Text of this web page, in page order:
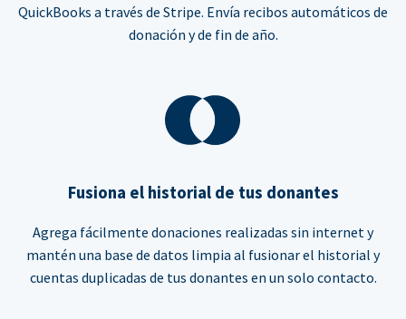
QuickBooks a través de Stripe. Envía recibos automáticos de
donación y de fin de año.
Fusiona el historial de tus donantes
Agrega fácilmente donaciones realizadas sin internet y
mantén una base de datos limpia al fusionar el historial y
cuentas duplicadas de tus donantes en un solo contacto.